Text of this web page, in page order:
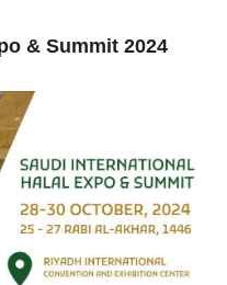
& Summit 2024